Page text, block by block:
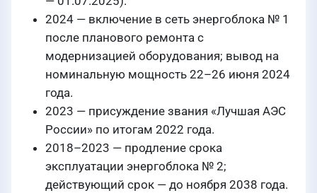
2024 — включение в сеть энергоблока № 1
после планового ремонта с
модернизацией оборудования; вывод на
номинальную мощность 22–26 июня 2024
года.
2023 — присуждение звания «Лучшая АЭС
России» по итогам 2022 года.
2018–2023 — продление срока
эксплуатации энергоблока № 2;
действующий срок — до ноября 2038 года.